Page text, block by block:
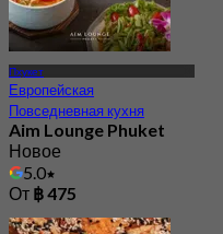
Пхукет
Европейская
Повседневная кухня
Aim Lounge Phuket
Новое
5.0
От ฿ 475